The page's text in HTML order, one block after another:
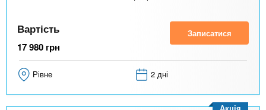
Вартість
17 980 грн
Записатися
Рівне 2 дні